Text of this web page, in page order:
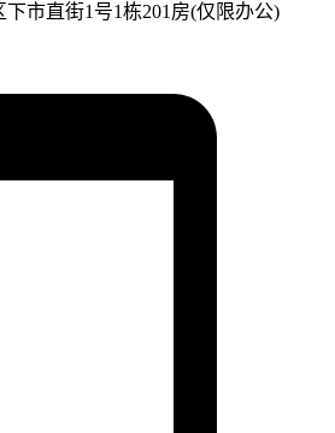
下市直街1号1栋201房(仅限办公)